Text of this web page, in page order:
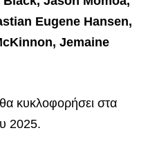
Eugene Hansen,
Jemaine
θα κυκλοφορήσει στα
2025.